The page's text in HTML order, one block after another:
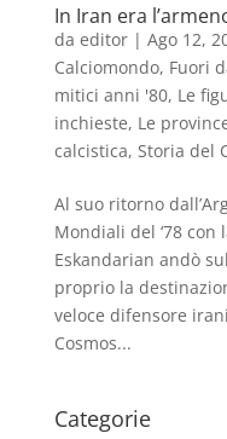
In Iran era
da editor| Ago 12,
Calciomondo, Fuori
mitici anni '80, Le
inchieste, Le
calcistica, Storia del
Al suo ritorno
Mondiali del ‘78
Eskandarian andò
proprio la
veloce difensore
Cosmos...
Categorie